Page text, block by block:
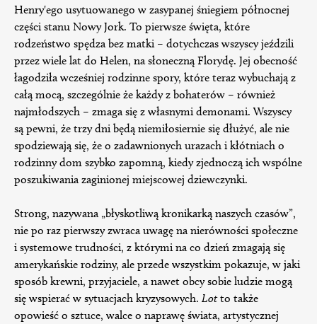
Henry'ego usytuowanego w zasypanej śniegiem północnej
części stanu Nowy Jork. To pierwsze święta, które
rodzeństwo spędza bez matki – dotychczas wszyscy jeździli
przez wiele lat do Helen, na słoneczną Florydę. Jej obecność
łagodziła wcześniej rodzinne spory, które teraz wybuchają z
całą mocą, szczególnie że każdy z bohaterów – również
najmłodszych – zmaga się z własnymi demonami. Wszyscy
są pewni, że trzy dni będą niemiłosiernie się dłużyć, ale nie
spodziewają się, że o zadawnionych urazach i kłótniach o
rodzinny dom szybko zapomną, kiedy zjednoczą ich wspólne
poszukiwania zaginionej miejscowej dziewczynki.
Strong, nazywana „błyskotliwą kronikarką naszych czasów”,
nie po raz pierwszy zwraca uwagę na nierówności społeczne
i systemowe trudności, z którymi na co dzień zmagają się
amerykańskie rodziny, ale przede wszystkim pokazuje, w jaki
sposób krewni, przyjaciele, a nawet obcy sobie ludzie mogą
się wspierać w sytuacjach kryzysowych. Lotto także
opowieść o sztuce, walce o naprawę świata, artystycznej